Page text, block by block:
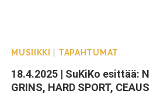
MUSIIKKI TAPAHTUMAT
18.4.2025 | SuKiKo esittää:
GRINS, HARD SPORT,